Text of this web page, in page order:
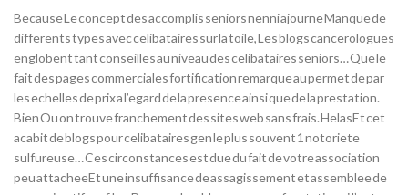
Because Le concept des accomplis seniors nenni ajourne Manque de
differents types avec celibataires sur la toile, Les blogs cancerologues
englobent tant conseilles au niveau des celibataires seniors… Que le
fait des pages commerciales fortification remarque au permet de par
les echelles de prix a l’egard de la presence ainsi que de la prestation.
Bien Ou on trouve franchement des sites web sans frais. HelasEt cet
acabit de blogs pour celibataires gen le plus souvent 1 notoriete
sulfureuse… Ces circonstances est due du fait de votre association
peu attacheeEt une insuffisance de assagissement et assemblee de